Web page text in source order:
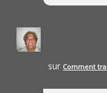
sur Comment